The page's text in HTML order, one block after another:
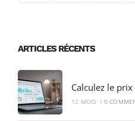
ARTICLES RÉCENTS
Calculez le
12 MOIS / 0